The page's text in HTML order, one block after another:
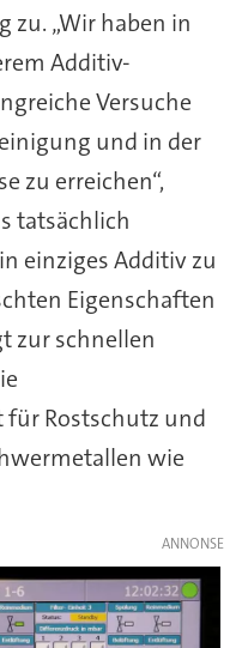
zu. „Wir haben in
Additiv-
Versuche
und in der
zu erreichen“,
tatsächlich
einziges Additiv zu
Eigenschaften
zur schnellen
für Rostschutz und
wie